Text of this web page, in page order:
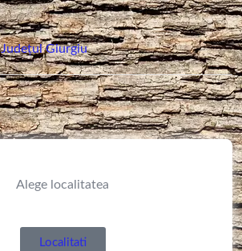
Județul Giurgiu
Alege localitatea
Localitati